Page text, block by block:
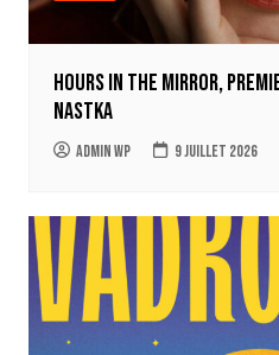
Hours in the mirror,
Nastka
Admin WP 9 juillet 2026